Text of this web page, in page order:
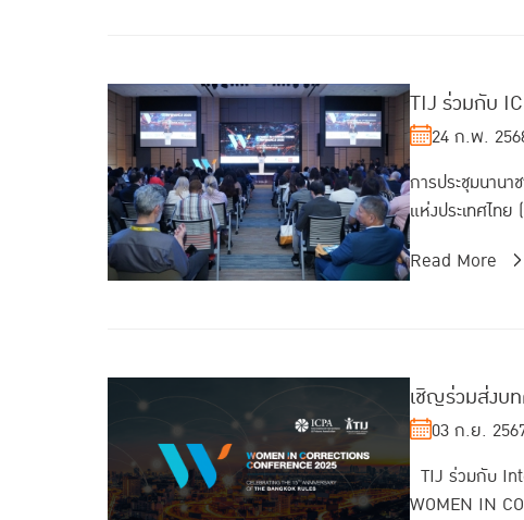
TIJ ร่วมกับ
24 ก.พ.
การประชุมนาน
แห่งประเทศไท
Read More
เชิญร่วมส่งบ
03 ก.ย.
TIJ ร่วมกับ
WOMEN IN